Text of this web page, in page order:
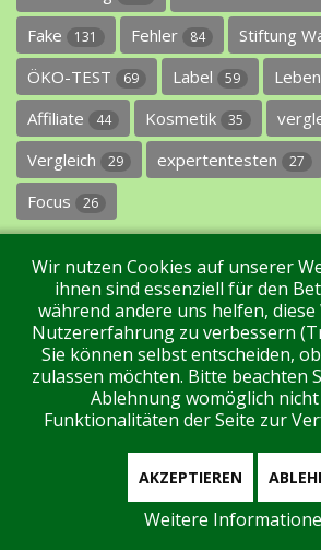
Fake 131 Fehler 84 Stiftung
ÖKO-TEST 69 Label 59
Affiliate 44 Kosmetik 35
Vergleich 29 expertentesten 27
Focus 26
Impressum Datenschutz Über
Tags Unterstützen Sie uns!
Aktuell sind 211 Gäste und keine
Wir nutzen Cookies auf unserer
ihnen sind essenziell für den
während andere uns helfen, diese
Nutzererfahrung zu verbessern
Sie können selbst entscheiden,
zulassen möchten. Bitte beachten
Ablehnung womöglich
Funktionalitäten der Seite zur
AKZEPTIEREN
Weitere